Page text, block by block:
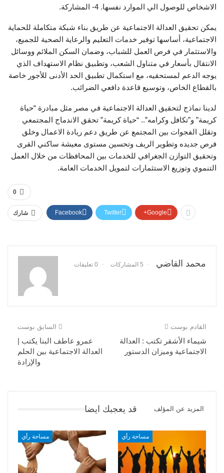
الاشخاص للوصول الي الموارد نفسها. 4- المشاركة.
يمكن تحقيق العدالة الاجتماعية عن طريق بناء شبكة متكاملة للحماية
الاجتماعية، أساسها توفير خدمات التعليم والرعاية الصحية للجميع،
والاستثمار في فرص العمل للشباب، وضمان السكن الملائم ووسائل
الانتقال بأسعار في متناول الشعب، وتطبيق نظام الاستهداف الذي
يوجه الدعم لمستحقيه، مع استكمال تطبيق الحد الأدنى للأجور خاصة
بالقطاع الخاص، وتوسيع قاعدة دافعي الضرائب.
لدينا نماذج لتحقيق العدالة الاجتماعية في مصر مثل مبادرة “حياة
كريمة” و”تكافل وكرامه”.. “حياة كريمة” تحقق الاندماج المجتمعي
وتقلل الفجوات بين المجتمع عن طريق دعم ريادة الاعمال وخلق
فرص جديده وتطوير الريف وتحسين مستوى معيشة ساكني القرى
وتحقيق التوازن الجغرافي للخدمات بين المحافظات من خلال العمل
التنموي وتوزيع الاستثمارات لتمويل الخدمات العامة.
0
شارك Facebook Twitter Google+
محمد القاضي 5 المشاركات 0 تعليقات
السابق بوست
عمرو عاطف البنا يكتب |
العدالة الاجتماعية بين الحلم
والإرادة
القادم بوست
شيماء الأشقر تكتب : العدالة
الاجتماعية وميزان الدستور
قد يعجبك ايضا المزيد عن المؤلف
مساحة رأي مساحة رأي